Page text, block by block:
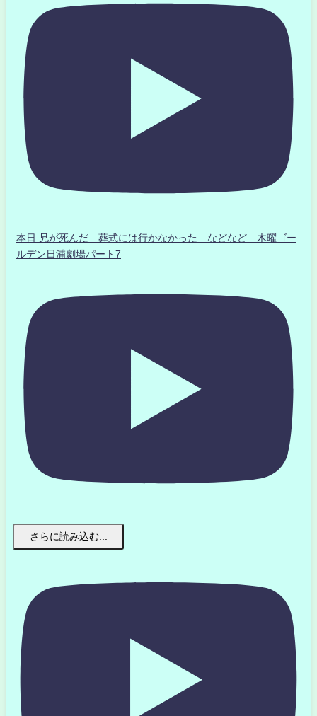
本日 兄が死んだ 葬式には行かなかった などなど 木曜ゴー
ルデン日浦劇場パート7
さらに読み込む...